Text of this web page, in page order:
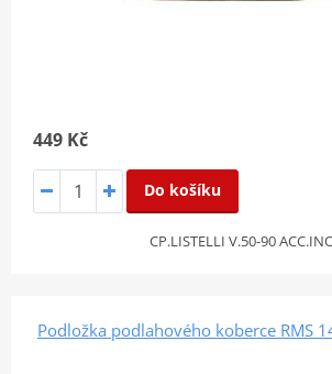
449 Kč
Do košíku
CP.LISTELLI V.50-90
Podložka podlahového koberce RMS